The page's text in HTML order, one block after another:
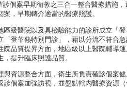
診個案早期衛教之三合一整合醫療措施
，早期轉介適當的醫療照護。
區級醫院以及具檢驗能力的診所成立「
「登革熱特別門診」，藉以分流不符合
院品質提昇方面，地區級以上醫院輔導
提升臨床照護品質。
與資源整合方面，衛生所負責確診個案
診個案加強訪視，並盤點轄內醫療資源